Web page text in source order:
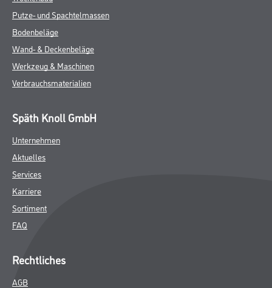
Putze- und Spachtelmassen
Bodenbeläge
Wand- & Deckenbeläge
Werkzeug & Maschinen
Verbrauchsmaterialien
Späth Knoll GmbH
Unternehmen
Aktuelles
Services
Karriere
Sortiment
FAQ
Rechtliches
AGB